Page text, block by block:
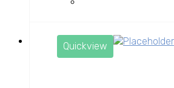
Quickview